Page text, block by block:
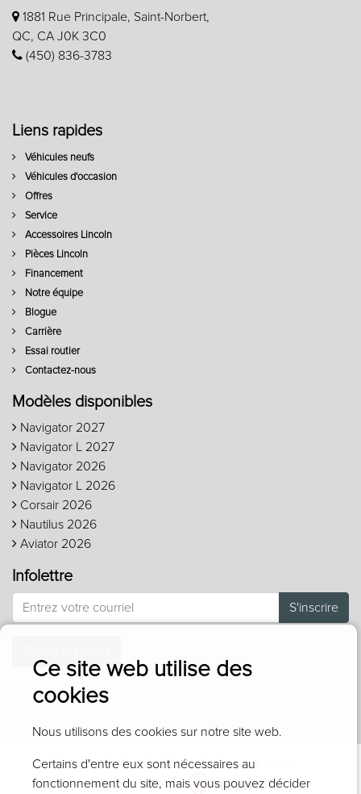
1881 Rue Principale, Saint-Norbert,
QC, CA J0K 3C0
(450) 836-3783
Liens rapides
Véhicules neufs
Véhicules d'occasion
Offres
Service
Accessoires Lincoln
Pièces Lincoln
Financement
Notre équipe
Blogue
Carrière
Essai routier
Contactez-nous
Modèles disponibles
Navigator 2027
Navigator L 2027
Navigator 2026
Navigator L 2026
Corsair 2026
Nautilus 2026
Aviator 2026
Infolettre
S'inscrire
Tous droits réservés © 2026 Réjean Laporte Lincoln
Fièrement propulsé par
Ce site web utilise des
cookies
Nous utilisons des cookies sur notre site web.
Certains d'entre eux sont nécessaires au
fonctionnement du site, mais vous pouvez décider